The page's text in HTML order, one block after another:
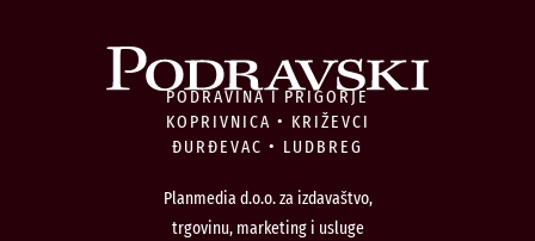
PODRAVINA I PRIGORJE
KOPRIVNICA • KRIŽEVCI
ĐURĐEVAC • LUDBREG
Planmedia d.o.o. za izdavaštvo,
trgovinu, marketing i usluge